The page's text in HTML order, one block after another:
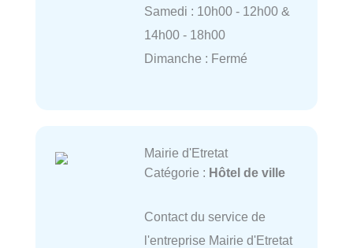
Samedi : 10h00 - 12h00 &
14h00 - 18h00
Dimanche : Fermé
Mairie d'Etretat
Catégorie : Hôtel de ville
Contact du service de
l'entreprise Mairie d'Etretat